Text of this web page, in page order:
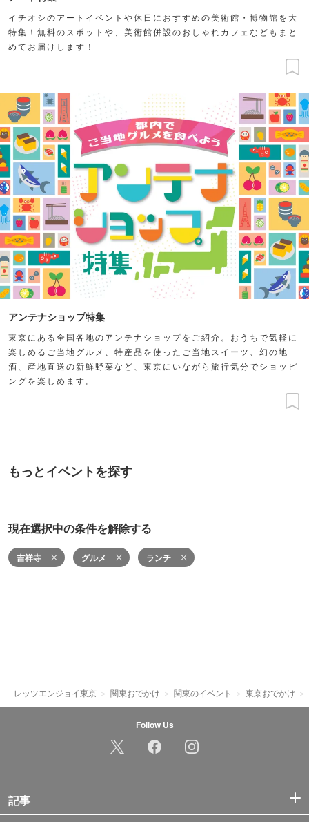
イチオシのアートイベントや休日におすすめの美術館・博物館を大
特集！無料のスポットや、美術館併設のおしゃれカフェなどもまと
めてお届けします！
アンテナショップ特集
東京にある全国各地のアンテナショップをご紹介。おうちで気軽に
楽しめるご当地グルメ、特産品を使ったご当地スイーツ、幻の地
酒、産地直送の新鮮野菜など、東京にいながら旅行気分でショッピ
ングを楽しめます。
もっとイベントを探す
現在選択中の条件を解除する
吉祥寺 グルメ ランチ
レッツエンジョイ東京 関東おでかけ 関東のイベント 東京おでかけ
Follow Us
記事